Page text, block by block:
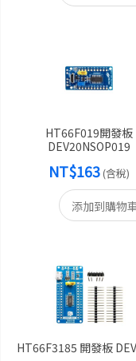
HT66F019開發板
DEV20NSOP019
NT$163(含稅)
添加到購物
HT66F3185 開發板